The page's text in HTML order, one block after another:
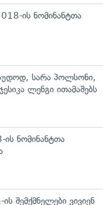
ის ნომინანტთა
სარა პოლსონი,
ლენგი ითამაშებს
ნომინანტთა
შემქმნელები ვივიენ